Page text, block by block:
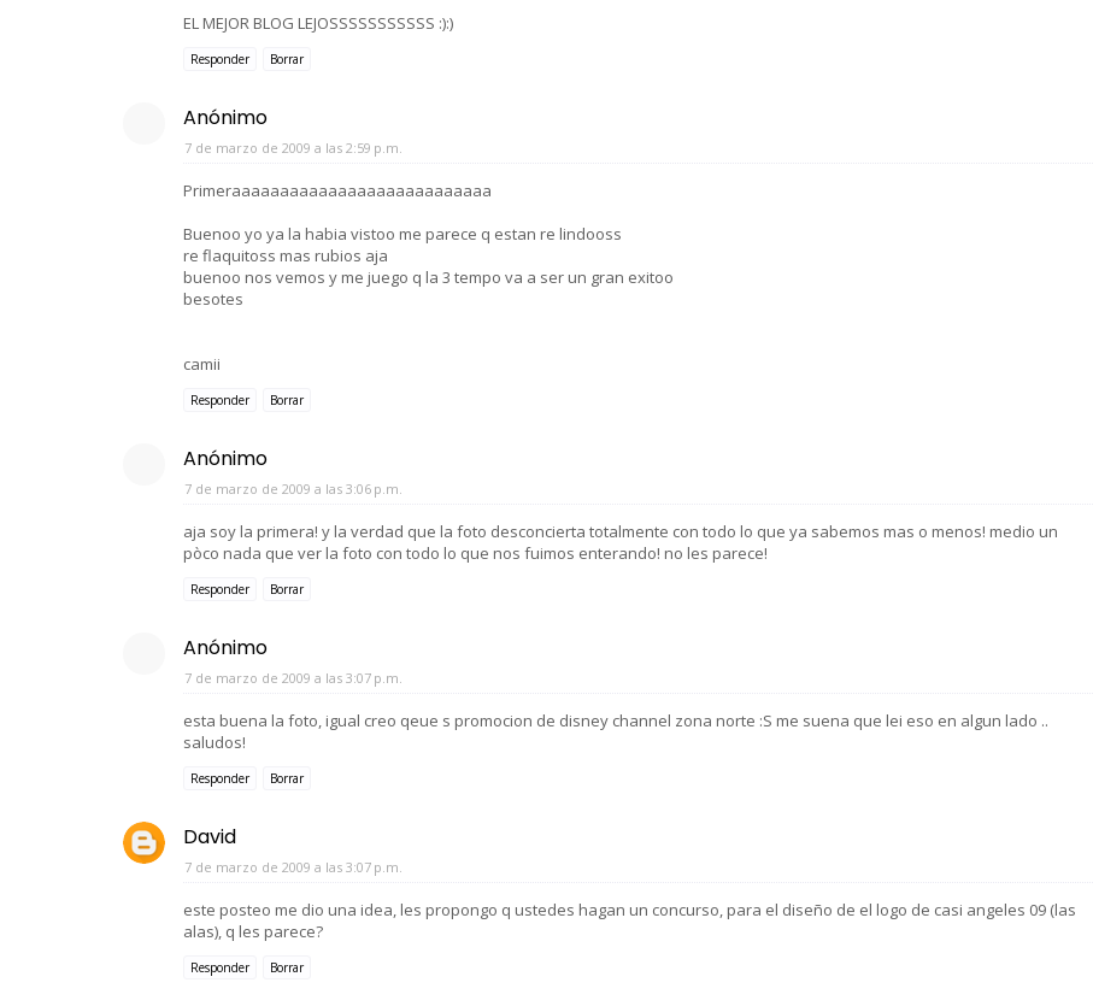
EL MEJOR BLOG LEJOSSSSSSSSSSS :):)
Responder Borrar
Anónimo
7 de marzo de 2009 a las 2:59 p.m.
Primeraaaaaaaaaaaaaaaaaaaaaaaaaaa
Buenoo yo ya la habia vistoo me parece q estan re lindooss
re flaquitoss mas rubios aja
buenoo nos vemos y me juego q la 3 tempo va a ser un gran exitoo
besotes
camii
Responder Borrar
Anónimo
7 de marzo de 2009 a las 3:06 p.m.
aja soy la primera! y la verdad que la foto desconcierta totalmente con todo lo que ya sabemos mas o menos! medio un
pòco nada que ver la foto con todo lo que nos fuimos enterando! no les parece!
Responder Borrar
Anónimo
7 de marzo de 2009 a las 3:07 p.m.
esta buena la foto, igual creo qeue s promocion de disney channel zona norte :S me suena que lei eso en algun lado ..
saludos!
Responder Borrar
David
7 de marzo de 2009 a las 3:07 p.m.
este posteo me dio una idea, les propongo q ustedes hagan un concurso, para el diseño de el logo de casi angeles 09 (las
alas), q les parece?
Responder Borrar